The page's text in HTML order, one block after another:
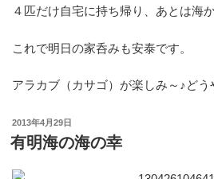
４匹だけ自宅に持ち帰り、あとは海
これで明日の家呑みも安泰です。
アラカブ（カサゴ）が楽しみ～♪どう
投
稿
日:
2013年4月29日
有明海の海の幸